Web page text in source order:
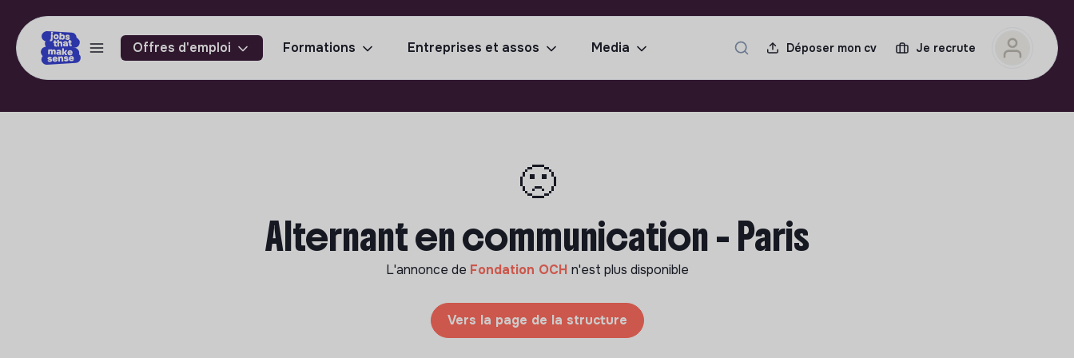
Offres d'emploi Formations Entreprises et assos Media Déposer mon cv Je recrute
🙁
Alternant en communication - Paris
L'annonce de Fondation OCH n'est plus disponible
Vers la page de la structure